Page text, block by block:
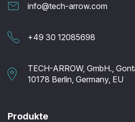
info@tech-arrow.com
+49 30 12085698
TECH-ARROW, GmbH.,
10178 Berlin, Germany, EU
Produkte